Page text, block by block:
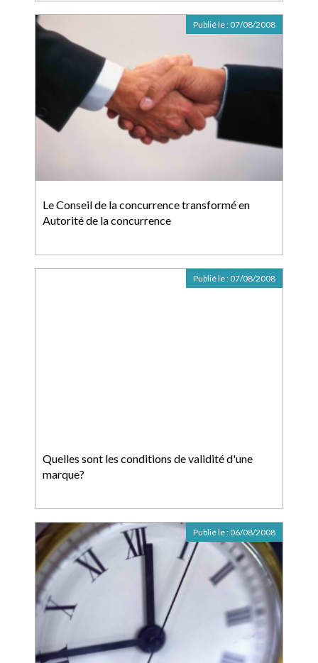
Le Conseil de la concurrence transformé en
Autorité de la concurrence
Publié le : 07/08/2008
Quelles sont les conditions de validité d'une
marque?
Publié le : 07/08/2008
Publié le : 06/08/2008